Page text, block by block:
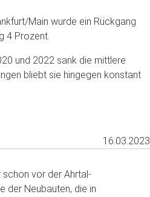
Main wurde ein Rückgang
4 Prozent.
und 2022 sank die mittlere
bliebt sie hingegen konstant
16.03.2023
vor der Ahrtal-
der Neubauten, die in